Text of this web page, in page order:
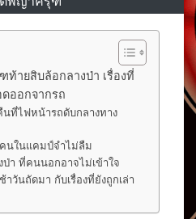
ายสิบล้อกลางป่า เรื่องที่
ออกจากรถ
ที่ไฟหน้ารถดับกลางทาง
นในแคมป์จำไม่ลืม
ป่า ที่คนนอกอาจไม่เข้าใจ
วันถัดมา กับเรื่องที่ยังถูกเล่า